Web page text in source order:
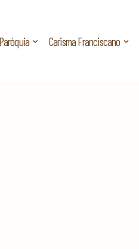
Paróquia Carisma Franciscano